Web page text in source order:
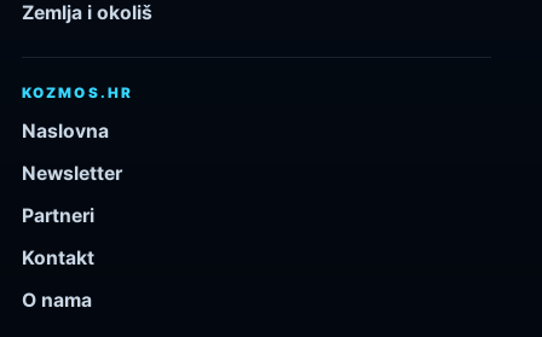
Zemlja i okoliš
KOZMOS.HR
Naslovna
Newsletter
Partneri
Kontakt
O nama